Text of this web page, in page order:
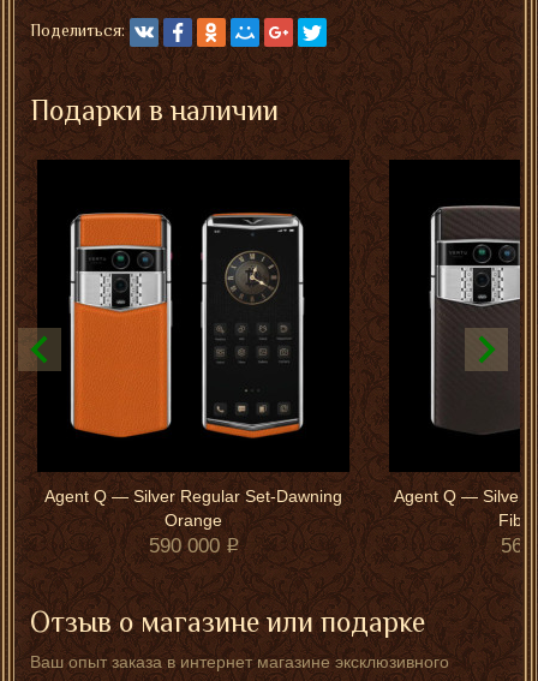
Поделиться:
Подарки в наличии
Agent Q — Silver Regular Set-Dawning
Orange
590 000
Agent Q — Silver
560
Отзыв о магазине или подарке
Ваш опыт заказа в интернет магазине эксклюзивного